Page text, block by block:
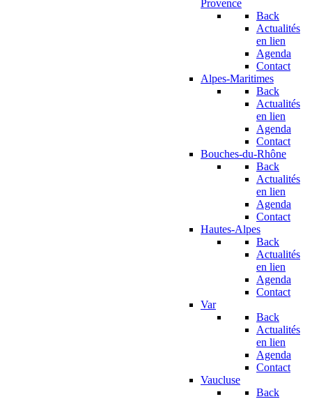
Provence
Back
Actualités
en lien
Agenda
Contact
Alpes-Maritimes
Back
Actualités
en lien
Agenda
Contact
Bouches-du-Rhône
Back
Actualités
en lien
Agenda
Contact
Hautes-Alpes
Back
Actualités
en lien
Agenda
Contact
Var
Back
Actualités
en lien
Agenda
Contact
Vaucluse
Back